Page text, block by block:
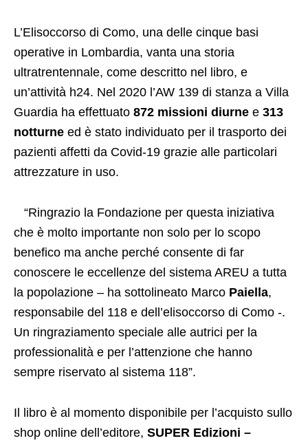
L’Elisoccorso di Como, una delle cinque basi
operative in Lombardia, vanta una storia
ultratrentennale, come descritto nel libro, e
un’attività h24. Nel 2020 l’AW 139 di stanza a Villa
Guardia ha effettuato 872 missioni diurne e 313
notturne ed è stato individuato per il trasporto dei
pazienti affetti da Covid-19 grazie alle particolari
attrezzature in uso.
“Ringrazio la Fondazione per questa iniziativa
che è molto importante non solo per lo scopo
benefico ma anche perché consente di far
conoscere le eccellenze del sistema AREU a tutta
la popolazione – ha sottolineato Marco Paiella,
responsabile del 118 e dell’elisoccorso di Como -.
Un ringraziamento speciale alle autrici per la
professionalità e per l’attenzione che hanno
sempre riservato al sistema 118”.
Il libro è al momento disponibile per l’acquisto sullo
shop online dell’editore, SUPER Edizioni –